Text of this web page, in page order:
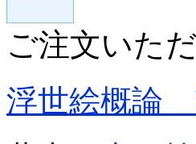
ご注文いた
浮世絵概論